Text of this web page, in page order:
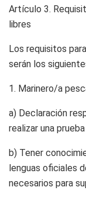
Artículo 3.
libres
Los requisitos
serán los
1. Marinero/a
a) Declaración
realizar una
b) Tener
lenguas oficiales
necesarios para